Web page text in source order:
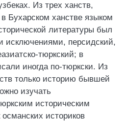
Из трех ханств,
Бухарском ханстве языком
литературы был
исключениями, персидский,
тюркский; в
иногда по-тюркски. Из
только историю бывшей
изучать
историческим
историков